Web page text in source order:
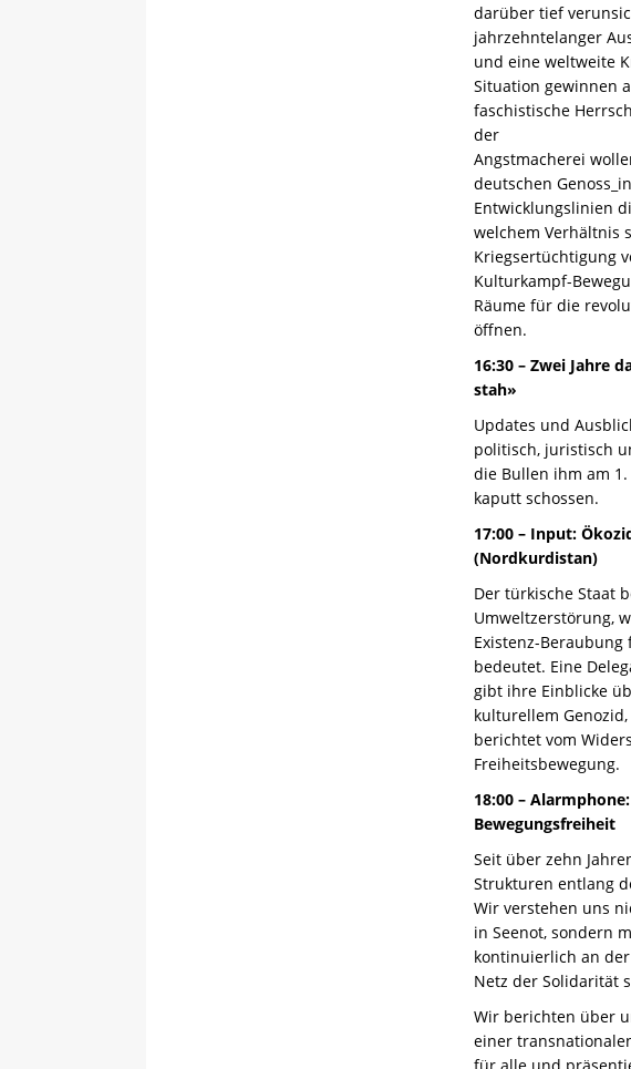
darüber tief
jahrzehntelanger
und eine weltweite
Situation gewinnen
faschistische
der
Angstmacherei
deutschen
Entwicklungslinien
welchem Verhältnis
Kriegsertüchtigung
Kulturkampf-
Räume für die
öffnen.
16:30 – Zwei Jahre
stah»
Updates und
politisch, juristisch
die Bullen ihm am
kaputt schossen.
17:00 – Input:
(Nordkurdistan)
Der türkische Staat
Umweltzerstörung,
Existenz-
bedeutet. Eine
gibt ihre Einblicke
kulturellem
berichtet vom
Freiheitsbewegung.
18:00 –
Bewegungsfreiheit
Seit über zehn
Strukturen entlang
Wir verstehen uns
in Seenot, sondern
kontinuierlich an
Netz der Solidarität
Wir berichten über
einer